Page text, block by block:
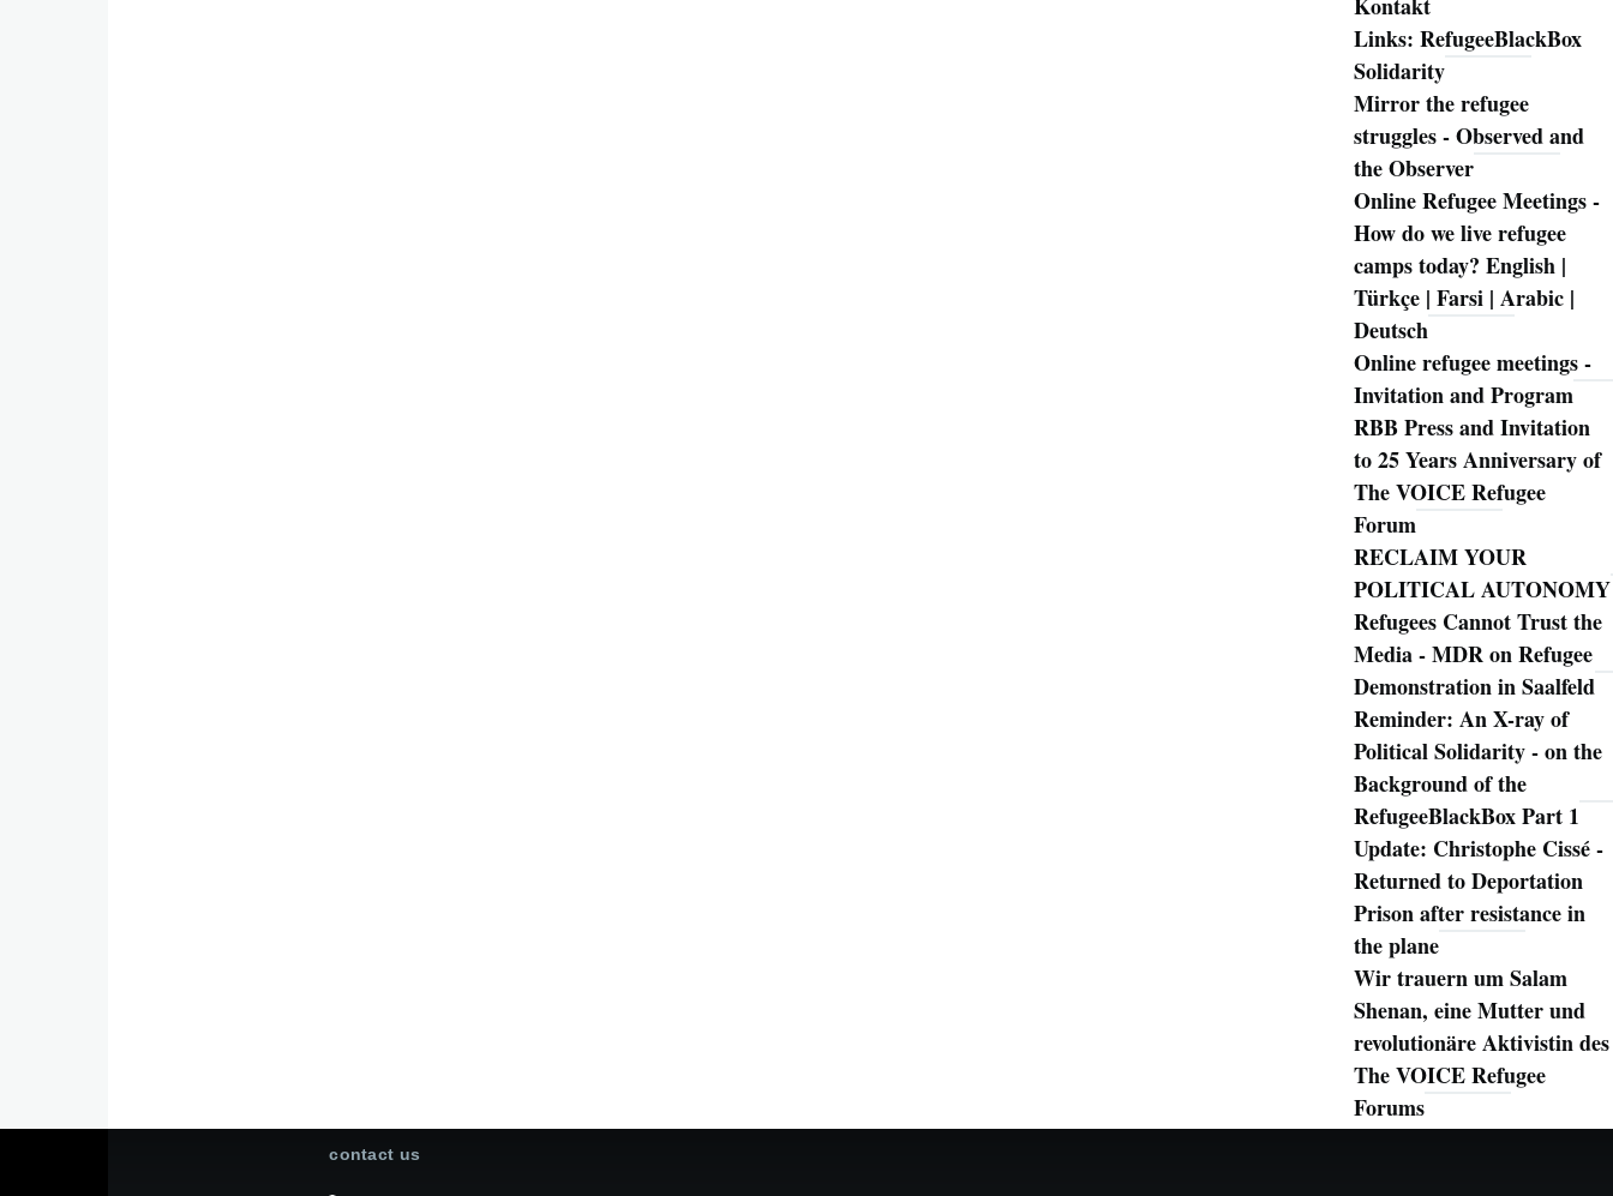
Kontakt
Links: RefugeeBlackBox
Solidarity
Mirror the refugee
struggles - Observed and
the Observer
Online Refugee Meetings -
How do we live refugee
camps today? English |
Türkçe | Farsi | Arabic |
Deutsch
Online refugee meetings -
Invitation and Program
RBB Press and Invitation
to 25 Years Anniversary of
The VOICE Refugee
Forum
RECLAIM YOUR
POLITICAL AUTONOMY
Refugees Cannot Trust the
Media - MDR on Refugee
Demonstration in Saalfeld
Reminder: An X-ray of
Political Solidarity - on the
Background of the
RefugeeBlackBox Part 1
Update: Christophe Cissé -
Returned to Deportation
Prison after resistance in
the plane
Wir trauern um Salam
Shenan, eine Mutter und
revolutionäre Aktivistin des
The VOICE Refugee
Forums
contact us